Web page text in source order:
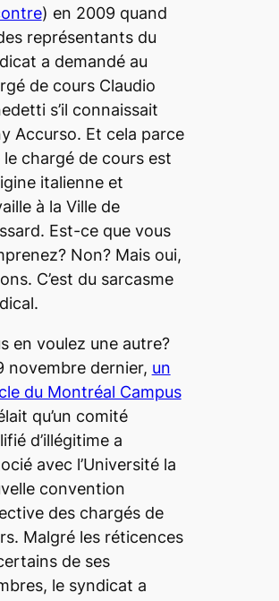
) en 2009 quand
représentants du
a demandé au
de cours Claudio
s’il connaissait
Accurso. Et cela parce
le chargé de cours est
italienne et
à la Ville de
Est-ce que vous
Non? Mais oui,
C’est du sarcasme
en voulez une autre?
novembre dernier, un
du Montréal Campus
qu’un comité
d’illégitime a
avec l’Université la
convention
des chargés de
Malgré les réticences
de ses
le syndicat a